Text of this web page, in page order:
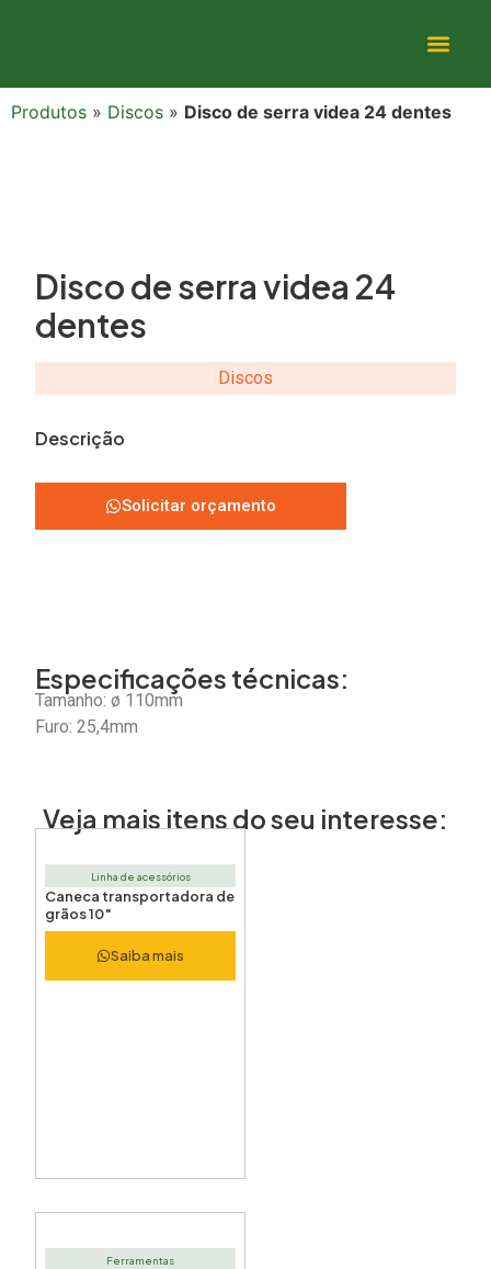
Produtos » Discos » Disco de serra videa 24 dentes
Disco de serra videa 24
dentes
Discos
Descrição
Solicitar orçamento
Especificações técnicas:
Tamanho: ø 110mm
Furo: 25,4mm
Veja mais itens do seu interesse:
Linha de acessórios
Caneca transportadora de
grãos 10″
Saiba mais
Ferramentas